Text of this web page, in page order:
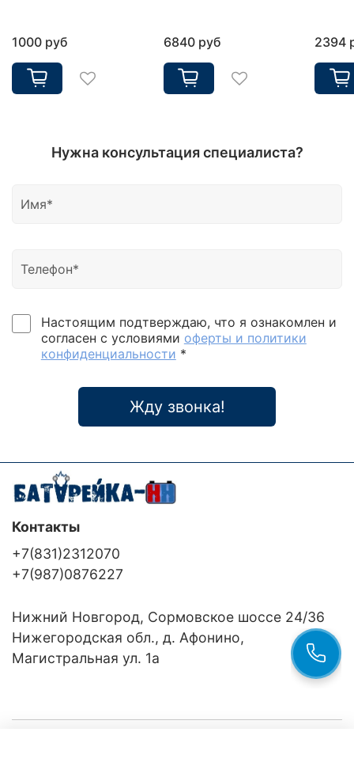
1000 руб 6840 руб 2394
Нужна консультация специалиста?
Настоящим подтверждаю, что я ознакомлен и
согласен с условиями оферты и политики
конфиденциальности *
Жду звонка!
Контакты
+7(831)2312070
+7(987)0876227
Нижний Новгород, Сормовское шоссе 24/36
Нижегородская обл., д. Афонино,
Магистральная ул. 1а